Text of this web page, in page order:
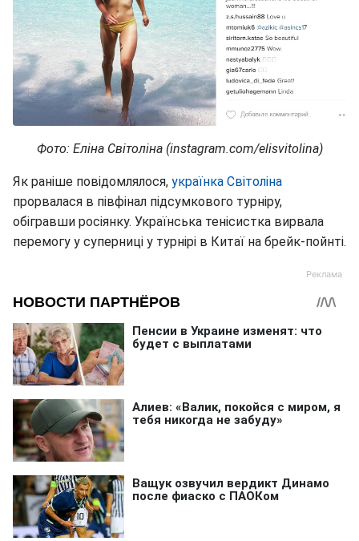
Фото: Еліна Світоліна (instagram.com/elisvitolina)
Як раніше повідомлялося, українка Світоліна
прорвалася в півфінал підсумкового турніру,
обігравши росіянку. Українська тенісистка вирвала
перемогу у суперниці у турнірі в Китаї на брейк-пойнті.